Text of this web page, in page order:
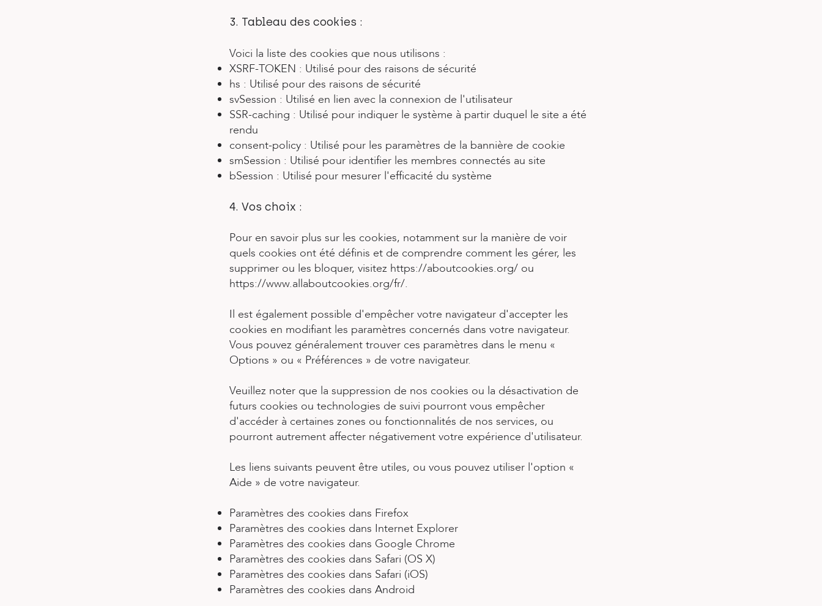
3. Tableau des cookies :
Voici la liste des cookies que nous utilisons :
XSRF-TOKEN : Utilisé pour des raisons de sécurité
hs : Utilisé pour des raisons de sécurité
svSession : Utilisé en lien avec la connexion de l'utilisateur
SSR-caching : Utilisé pour indiquer le système à partir duquel le site a été
rendu
consent-policy : Utilisé pour les paramètres de la bannière de cookie
smSession : Utilisé pour identifier les membres connectés au site
bSession : Utilisé pour mesurer l'efficacité du système
4. Vos choix :
Pour en savoir plus sur les cookies, notamment sur la manière de voir
quels cookies ont été définis et de comprendre comment les gérer, les
supprimer ou les bloquer, visitez https://aboutcookies.org/ ou
https://www.allaboutcookies.org/fr/.
Il est également possible d'empêcher votre navigateur d'accepter les
cookies en modifiant les paramètres concernés dans votre navigateur.
Vous pouvez généralement trouver ces paramètres dans le menu «
Options » ou « Préférences » de votre navigateur.
Veuillez noter que la suppression de nos cookies ou la désactivation de
futurs cookies ou technologies de suivi pourront vous empêcher
d'accéder à certaines zones ou fonctionnalités de nos services, ou
pourront autrement affecter négativement votre expérience d'utilisateur.
Les liens suivants peuvent être utiles, ou vous pouvez utiliser l'option «
Aide » de votre navigateur.
Paramètres des cookies dans Firefox
Paramètres des cookies dans Internet Explorer
Paramètres des cookies dans Google Chrome
Paramètres des cookies dans Safari (OS X)
Paramètres des cookies dans Safari (iOS)
Paramètres des cookies dans Android